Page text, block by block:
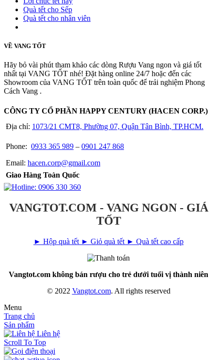
Quà tết cho Sếp
Quà tết cho nhân viên
VỀ VANG TỐT
Hãy bỏ vài phút tham khảo các dòng Rượu Vang ngon và giá tốt
nhất tại VANG TỐT nhé! Đặt hàng online 24/7 hoặc đến các
Showroom của VANG TỐT trên toàn quốc để trải nghiệm Phong
Cách Vang .
CÔNG TY CỔ PHẦN HAPPY CENTURY (HACEN CORP.)
Địa chỉ: 1073/21 CMT8, Phường 07, Quận Tân Bình, TP.HCM.
Phone: 0933 365 989 – 0901 247 868
Email: hacen.corp@gmail.com
Giao Hàng Toàn Quốc
VANGTOT.COM - VANG NGON - GIÁ
TỐT
► Hộp quà tết ► Giỏ quà tết ► Quà tết cao cấp
Vangtot.com không bán rượu cho trẻ dưới tuổi vị thành niên
© 2022 Vangtot.com. All rights reserved
Menu
Trang chủ
Sản phẩm
Liên hệ
Scroll To Top